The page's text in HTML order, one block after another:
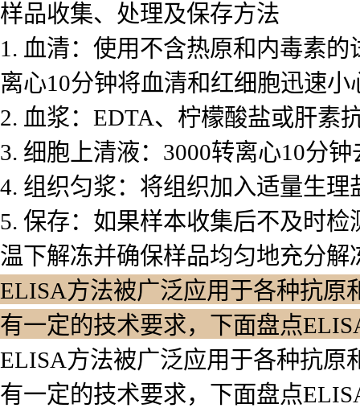
样品收集、处理及保存方法
1. 血清：使用不含热原和内毒素
离心10分钟将血清和红细胞迅速小
2. 血浆：EDTA、柠檬酸盐或肝素
3. 细胞上清液：3000转离心10分
4. 组织匀浆：将组织加入适量生
5. 保存：如果样本收集后不及时
温下解冻并确保样品均匀地充分解
ELISA方法被广泛应用于各种抗原
有一定的技术要求，下面盘点
ELISA方法被广泛应用于各种抗原
有一定的技术要求，下面盘点